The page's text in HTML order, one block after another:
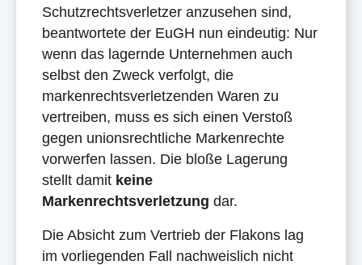
Schutzrechtsverletzer anzusehen sind,
beantwortete der EuGH nun eindeutig: Nur
wenn das lagernde Unternehmen auch
selbst den Zweck verfolgt, die
markenrechtsverletzenden Waren zu
vertreiben, muss es sich einen Verstoß
gegen unionsrechtliche Markenrechte
vorwerfen lassen. Die bloße Lagerung
stellt damit keine
Markenrechtsverletzung dar.
Die Absicht zum Vertrieb der Flakons lag
im vorliegenden Fall nachweislich nicht